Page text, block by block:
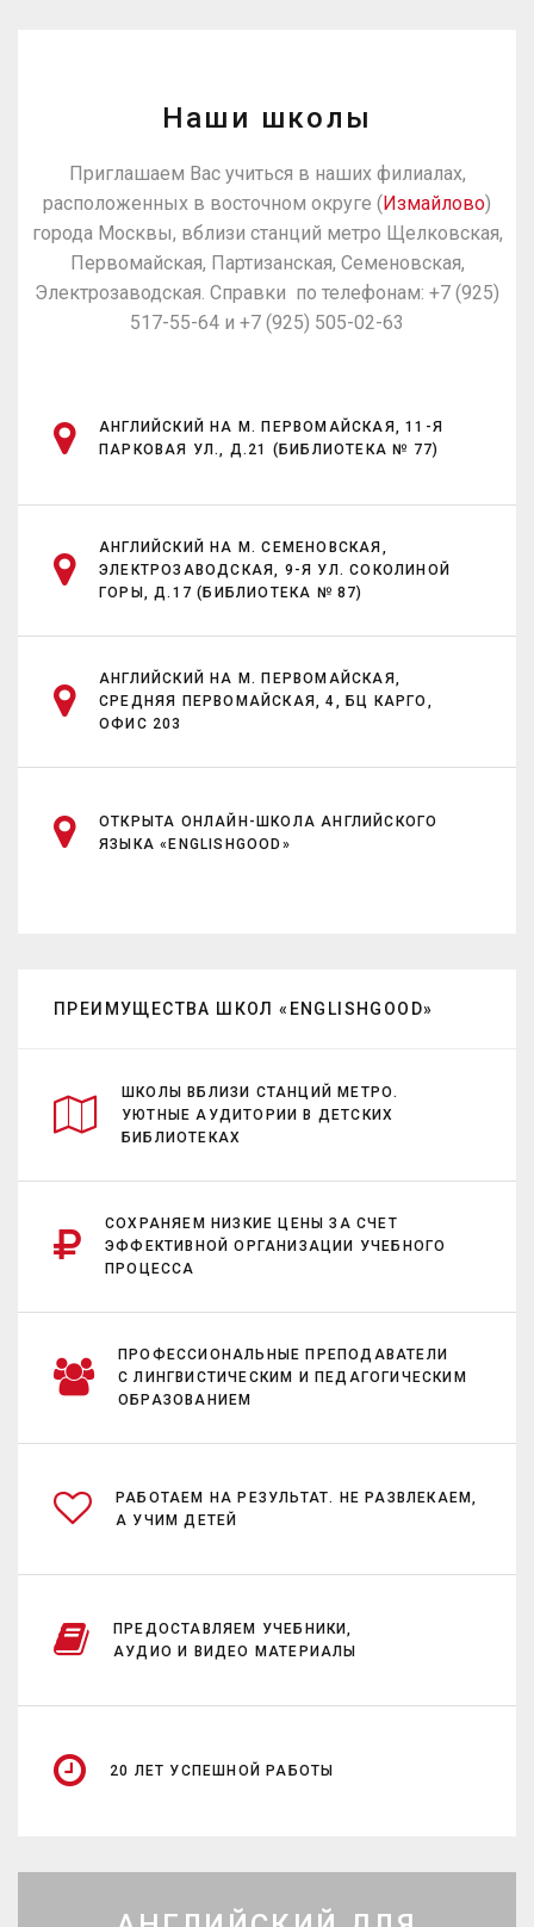
Наши школы
Приглашаем Вас учиться в наших филиалах,
расположенных в восточном округе (Измайлово)
города Москвы, вблизи станций метро Щелковская,
Первомайская, Партизанская, Семеновская,
Электрозаводская. Справки по телефонам: +7 (925)
517-55-64 и +7 (925) 505-02-63
АНГЛИЙСКИЙ НА М. ПЕРВОМАЙСКАЯ, 11-Я
ПАРКОВАЯ УЛ., Д.21 (БИБЛИОТЕКА № 77)
АНГЛИЙСКИЙ НА М. СЕМЕНОВСКАЯ,
ЭЛЕКТРОЗАВОДСКАЯ, 9-Я УЛ. СОКОЛИНОЙ
ГОРЫ, Д.17 (БИБЛИОТЕКА № 87)
АНГЛИЙСКИЙ НА М. ПЕРВОМАЙСКАЯ,
СРЕДНЯЯ ПЕРВОМАЙСКАЯ, 4, БЦ КАРГО,
ОФИС 203
ОТКРЫТА ОНЛАЙН-ШКОЛА АНГЛИЙСКОГО
ЯЗЫКА «ENGLISHGOOD»
ПРЕИМУЩЕСТВА ШКОЛ «ENGLISHGOOD»
ШКОЛЫ ВБЛИЗИ СТАНЦИЙ МЕТРО.
УЮТНЫЕ АУДИТОРИИ В ДЕТСКИХ
БИБЛИОТЕКАХ
СОХРАНЯЕМ НИЗКИЕ ЦЕНЫ ЗА СЧЕТ
ЭФФЕКТИВНОЙ ОРГАНИЗАЦИИ УЧЕБНОГО
ПРОЦЕССА
ПРОФЕССИОНАЛЬНЫЕ ПРЕПОДАВАТЕЛИ
С ЛИНГВИСТИЧЕСКИМ И ПЕДАГОГИЧЕСКИМ
ОБРАЗОВАНИЕМ
РАБОТАЕМ НА РЕЗУЛЬТАТ. НЕ РАЗВЛЕКАЕМ,
А УЧИМ ДЕТЕЙ
ПРЕДОСТАВЛЯЕМ УЧЕБНИКИ,
АУДИО И ВИДЕО МАТЕРИАЛЫ
20 ЛЕТ УСПЕШНОЙ РАБОТЫ